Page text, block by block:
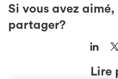
Si vous avez
partager?
Lire